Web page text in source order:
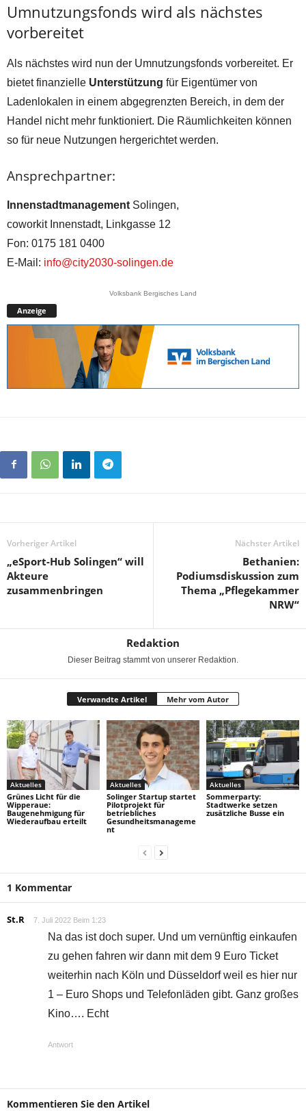
Umnutzungsfonds wird als nächstes
vorbereitet
Als nächstes wird nun der Umnutzungsfonds vorbereitet. Er
bietet finanzielle Unterstützung für Eigentümer von
Ladenlokalen in einem abgegrenzten Bereich, in dem der
Handel nicht mehr funktioniert. Die Räumlichkeiten können
so für neue Nutzungen hergerichtet werden.
Ansprechpartner:
InnenstadtmanagementSolingen,
coworkit Innenstadt, Linkgasse 12
Fon: 0175 181 0400
E-Mail: info@city2030-solingen.de
Volksbank Bergisches Land
Anzeige
Vorheriger Artikel
„eSport-Hub Solingen“ will
Akteure
zusammenbringen
Nächster Artikel
Bethanien:
Podiumsdiskussion zum
Thema „Pflegekammer
NRW“
Redaktion
Dieser Beitrag stammt von unserer Redaktion.
Verwandte Artikel Mehr vom Autor
Aktuelles
Grünes Licht für die
Wipperaue:
Baugenehmigung für
Wiederaufbau erteilt
Aktuelles
Solinger Startup startet
Pilotprojekt für
betriebliches
Gesundheitsmanageme
nt
Aktuelles
Sommerparty:
Stadtwerke setzen
zusätzliche Busse ein
1 Kommentar
St.R 7. Juli 2022 Beim 1:23
Na das ist doch super. Und um vernünftig einkaufen
zu gehen fahren wir dann mit dem 9 Euro Ticket
weiterhin nach Köln und Düsseldorf weil es hier nur
1 – Euro Shops und Telefonläden gibt. Ganz großes
Kino…. Echt
Antwort
Kommentieren Sie den Artikel